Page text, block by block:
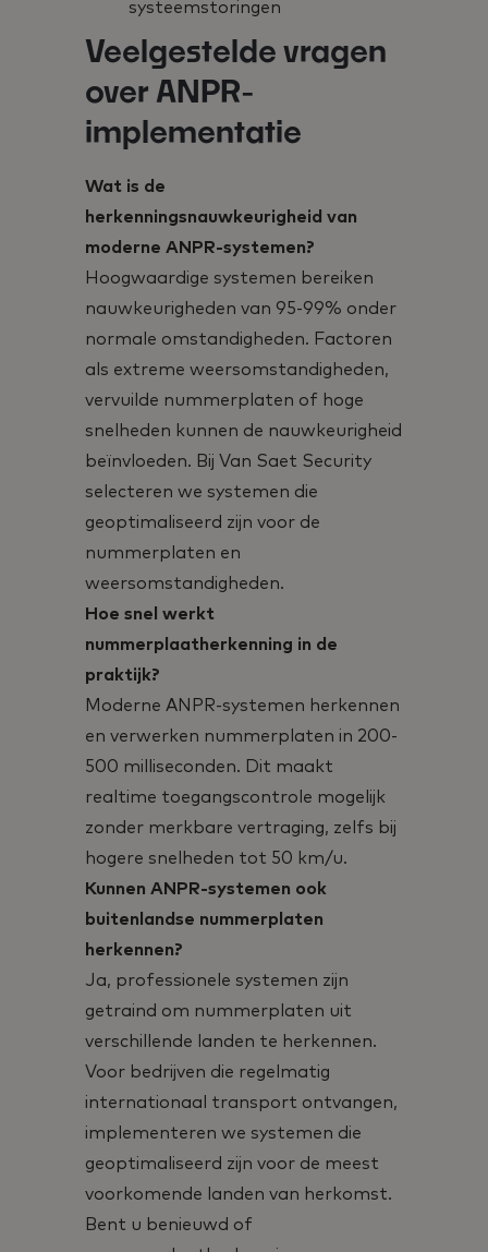
systeemstoringen
Veelgestelde vragen
over ANPR-
implementatie
Wat is de
herkenningsnauwkeurigheid van
moderne ANPR-systemen?
Hoogwaardige systemen bereiken
nauwkeurigheden van 95-99% onder
normale omstandigheden. Factoren
als extreme weersomstandigheden,
vervuilde nummerplaten of hoge
snelheden kunnen de nauwkeurigheid
beïnvloeden. Bij Van Saet Security
selecteren we systemen die
geoptimaliseerd zijn voor de
nummerplaten en
weersomstandigheden.
Hoe snel werkt
nummerplaatherkenning in de
praktijk?
Moderne ANPR-systemen herkennen
en verwerken nummerplaten in 200-
500 milliseconden. Dit maakt
realtime toegangscontrole mogelijk
zonder merkbare vertraging, zelfs bij
hogere snelheden tot 50 km/u.
Kunnen ANPR-systemen ook
buitenlandse nummerplaten
herkennen?
Ja, professionele systemen zijn
getraind om nummerplaten uit
verschillende landen te herkennen.
Voor bedrijven die regelmatig
internationaal transport ontvangen,
implementeren we systemen die
geoptimaliseerd zijn voor de meest
voorkomende landen van herkomst.
Bent u benieuwd of